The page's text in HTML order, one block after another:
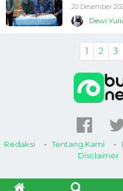
20 Desember
Dewi
1 2 3
Redaksi Tentang Kami
Disclaimer